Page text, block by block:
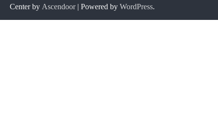
Center by Ascendoor| Powered by WordPress.